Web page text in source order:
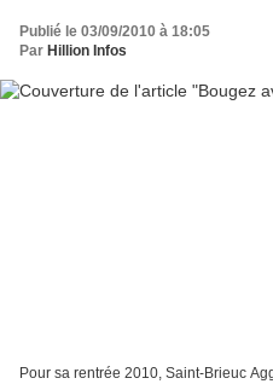
Publié le 03/09/2010 à 18:05
Par Hillion Infos
Pour sa rentrée 2010, Saint-Brieuc